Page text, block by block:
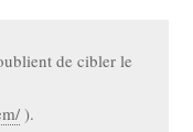
de cibler le
).